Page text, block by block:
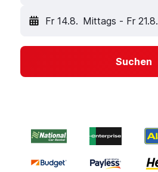
Fr 14.8. Mittags - Fr 21.8.
Suchen